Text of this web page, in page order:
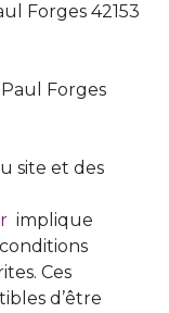
Forges‎ 42153
Forges‎
site et des
implique
Ces
d’être